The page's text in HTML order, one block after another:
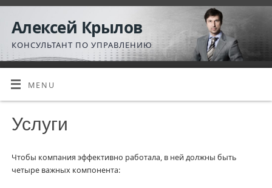
Алексей Крылов
КОНСУЛЬТАНТ ПО УПРАВЛЕНИЮ
MENU
Услуги
Чтобы компания эффективно работала, в ней должны быть
четыре важных компонента: